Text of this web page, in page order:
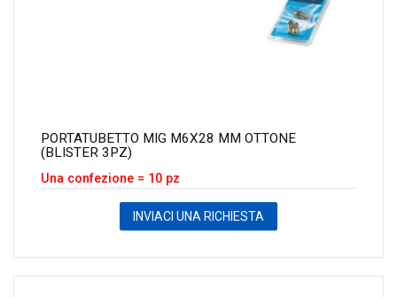
PORTATUBETTO MIG M6X28 MM OTTONE
(BLISTER 3PZ)
Una confezione = 10 pz
INVIACI UNA RICHIESTA